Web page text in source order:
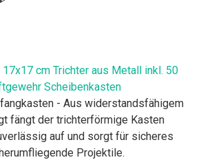
cm Trichter aus Metall inkl. 50
Scheibenkasten
- Aus widerstandsfähigem
fängt der trichterförmige Kasten
auf und sorgt für sicheres
Projektile.